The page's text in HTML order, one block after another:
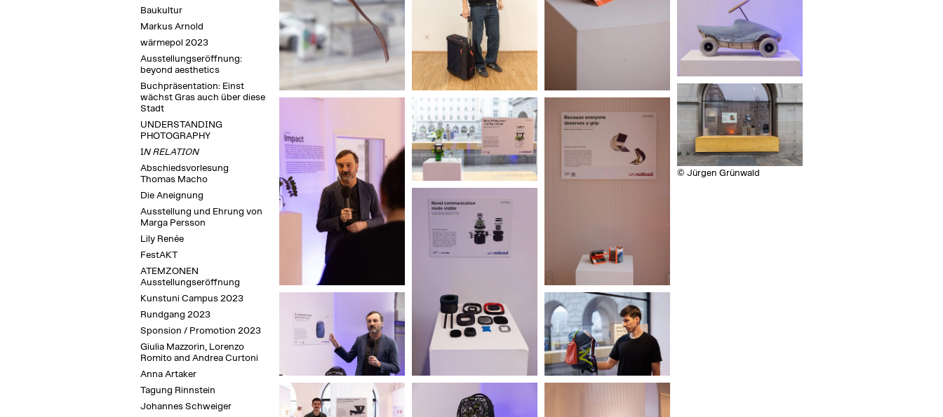
Baukultur
Markus Arnold
wärmepol 2023
Ausstellungseröffnung:
beyond aesthetics
Buchpräsentation: Einst
wächst Gras auch über diese
Stadt
UNDERSTANDING
PHOTOGRAPHY
IN RELATION
Abschiedsvorlesung
Thomas Macho
Die Aneignung
Ausstellung und Ehrung von
Marga Persson
Lily Renée
FestAKT
ATEMZONEN
Ausstellungseröffnung
Kunstuni Campus 2023
Rundgang 2023
Sponsion / Promotion 2023
Giulia Mazzorin, Lorenzo
Romito and Andrea Curtoni
Anna Artaker
Tagung Rinnstein
Johannes Schweiger
© Jürgen Grünwald